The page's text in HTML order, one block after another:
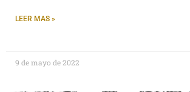
LEER MAS »
9 de mayo de 2022